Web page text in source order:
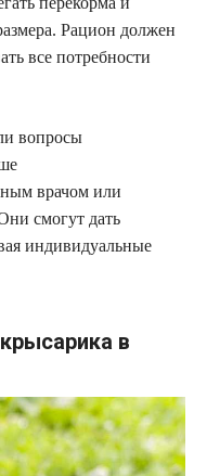
Рацион должен
все потребности
вопросы
врачом или
смогут дать
индивидуальные
в